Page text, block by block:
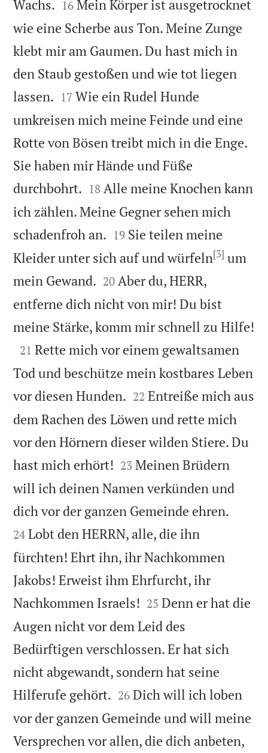
Wachs. 

16 Mein Körper ist ausgetrocknet
wie eine Scherbe aus Ton. Meine Zunge
klebt mir am Gaumen. Du hast mich in
den Staub gestoßen und wie tot liegen
lassen. 

17 Wie ein Rudel Hunde
umkreisen mich meine Feinde und eine
Rotte von Bösen treibt mich in die Enge.
Sie haben mir Hände und Füße
durchbohrt. 

18 Alle meine Knochen kann
ich zählen. Meine Gegner sehen mich
schadenfroh an. 

19 Sie teilen meine
Kleider unter sich auf und würfeln[3] um
mein Gewand. 

20 Aber du, HERR,
entferne dich nicht von mir! Du bist
meine Stärke, komm mir schnell zu Hilfe!

21 Rette mich vor einem gewaltsamen
Tod und beschütze mein kostbares Leben
vor diesen Hunden. 

22 Entreiße mich aus
dem Rachen des Löwen und rette mich
vor den Hörnern dieser wilden Stiere. Du
hast mich erhört! 

23 Meinen Brüdern
will ich deinen Namen verkünden und
dich vor der ganzen Gemeinde ehren.
24 Lobt den HERRN, alle, die ihn
fürchten! Ehrt ihn, ihr Nachkommen
Jakobs! Erweist ihm Ehrfurcht, ihr
Nachkommen Israels! 

25 Denn er hat die
Augen nicht vor dem Leid des
Bedürftigen verschlossen. Er hat sich
nicht abgewandt, sondern hat seine
Hilferufe gehört. 

26 Dich will ich loben
vor der ganzen Gemeinde und will meine
Versprechen vor allen, die dich anbeten,